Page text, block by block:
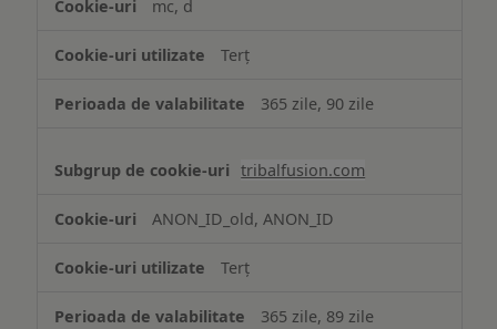
mc, d
Terț
365 zile, 90 zile
tribalfusion.com
ANON_ID_old, ANON_ID
Terț
365 zile, 89 zile